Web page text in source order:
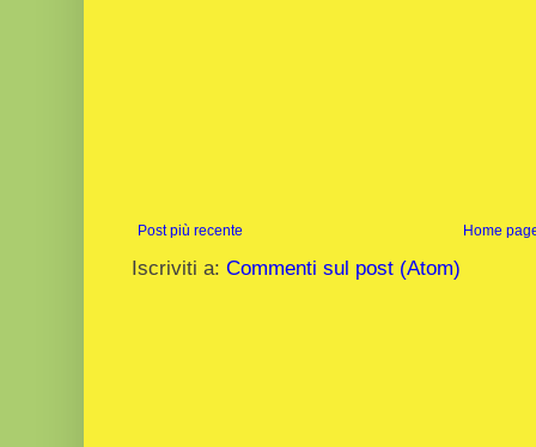
Post più recente Home
Iscriviti a: Commenti sul post (Atom)